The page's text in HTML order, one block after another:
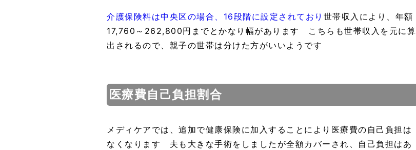
介護保険料は中央区の場合、16段階に設定されており 世帯収入により、年額
17,760～262,800円までとかなり幅があります こちらも世帯収入を元に算
出されるので、親子の世帯は分けた方がいいようです
医療費自己負担割合
メディケアでは、追加で健康保険に加入することにより医療費の自己負担は
なくなります 夫も大きな手術をしましたが全額カバーされ、自己負担はあ